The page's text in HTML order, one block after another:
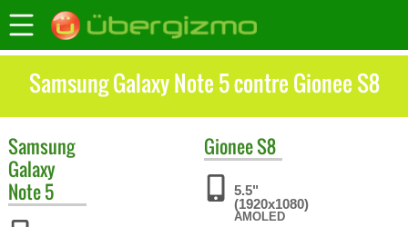
Samsung Galaxy Note 5 contre Gionee S8
Samsung
Galaxy
Note 5
GioneeS8
5.5"
(1920x1080)
AMOLED